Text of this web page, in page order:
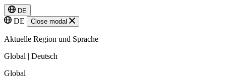
DE
DE Close modal
Aktuelle Region und Sprache
Global | Deutsch
Global